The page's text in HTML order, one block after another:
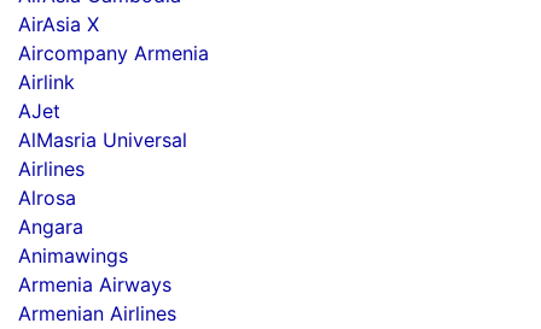
AirAsia X
Aircompany Armenia
Airlink
AJet
AlMasria Universal
Airlines
Alrosa
Angara
Animawings
Armenia Airways
Armenian Airlines